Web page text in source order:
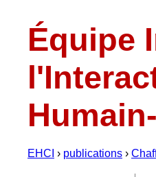
Équipe
EHCI › publications ›